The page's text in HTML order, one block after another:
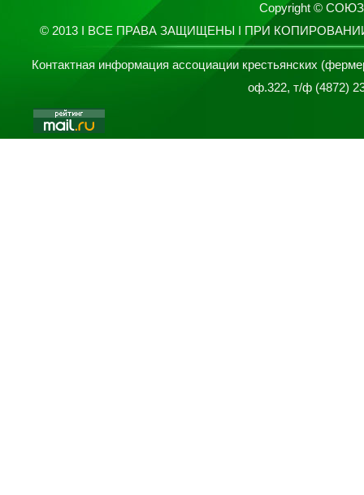
Copyright ©
© 2013 I ВСЕ ПРАВА ЗАЩИЩЕНЫ I ПРИ
Контактная информация ассоциации крестьянских
оф.322, т/ф (4872)